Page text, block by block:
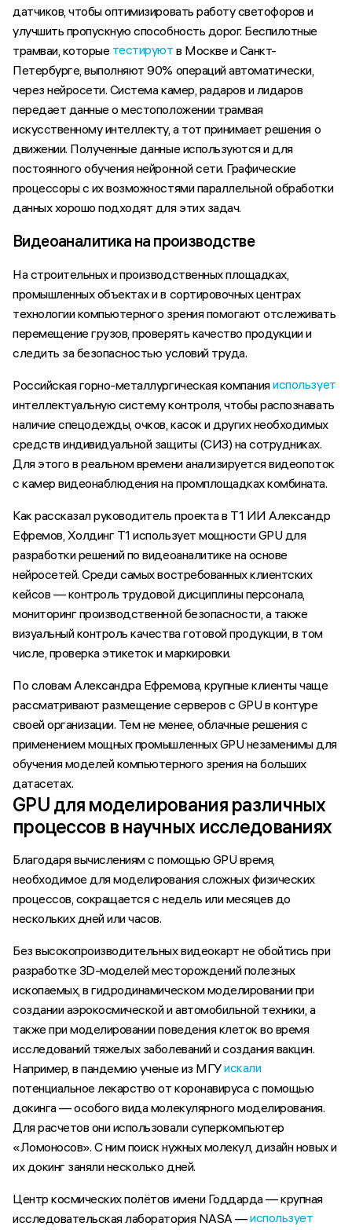
датчиков, чтобы оптимизировать работу светофоров и
улучшить пропускную способность дорог. Беспилотные
трамваи, которые тестируют в Москве и Санкт-
Петербурге, выполняют 90% операций автоматически,
через нейросети. Система камер, радаров и лидаров
передает данные о местоположении трамвая
искусственному интеллекту, а тот принимает решения о
движении. Полученные данные используются и для
постоянного обучения нейронной сети. Графические
процессоры с их возможностями параллельной обработки
данных хорошо подходят для этих задач.
Видеоаналитика на производстве
На строительных и производственных площадках,
промышленных объектах и в сортировочных центрах
технологии компьютерного зрения помогают отслеживать
перемещение грузов, проверять качество продукции и
следить за безопасностью условий труда.
Российская горно-металлургическая компанияиспользует
интеллектуальную систему контроля, чтобы распознавать
наличие спецодежды, очков, касок и других необходимых
средств индивидуальной защиты (СИЗ) на сотрудниках.
Для этого в реальном времени анализируется видеопоток
с камер видеонаблюдения на промплощадках комбината.
Как рассказал руководитель проекта в Т1 ИИ Александр
Ефремов, Холдинг Т1 использует мощности GPU для
разработки решений по видеоаналитике на основе
нейросетей. Среди самых востребованных клиентских
кейсов — контроль трудовой дисциплины персонала,
мониторинг производственной безопасности, а также
визуальный контроль качества готовой продукции, в том
числе, проверка этикеток и маркировки.
По словам Александра Ефремова, крупные клиенты чаще
рассматривают размещение серверов с GPU в контуре
своей организации. Тем не менее, облачные решения с
применением мощных промышленных GPU незаменимы для
обучения моделей компьютерного зрения на больших
датасетах.
GPU для моделирования различных
процессов в научных исследованиях
Благодаря вычислениям с помощью GPU время,
необходимое для моделирования сложных физических
процессов, сокращается с недель или месяцев до
нескольких дней или часов.
Без высокопроизводительных видеокарт не обойтись при
разработке 3D-моделей месторождений полезных
ископаемых, в гидродинамическом моделировании при
создании аэрокосмической и автомобильной техники, а
также при моделировании поведения клеток во время
исследований тяжелых заболеваний и создания вакцин.
Например, в пандемию ученые из МГУискали
потенциальное лекарство от коронавируса с помощью
докинга — особого вида молекулярного моделирования.
Для расчетов они использовали суперкомпьютер
«Ломоносов». С ним поиск нужных молекул, дизайн новых и
их докинг заняли несколько дней.
Центр космических полётов имени Годдарда — крупная
исследовательская лаборатория NASA —использует